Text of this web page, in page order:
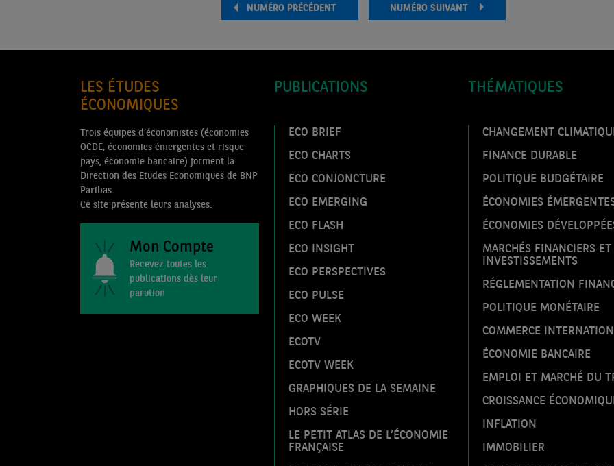
NUMÉRO PRÉCÉDENT NUMÉRO SUIVANT
LES ÉTUDES
ÉCONOMIQUES
Trois équipes d’économistes (économies
OCDE, économies émergentes et risque
pays, économie bancaire) forment la
Direction des Etudes Economiques de BNP
Paribas.
Ce site présente leurs analyses.
Mon Compte
Recevez toutes les
publications dès leur
parution
PUBLICATIONS
ECO BRIEF
ECO CHARTS
ECO CONJONCTURE
ECO EMERGING
ECO FLASH
ECO INSIGHT
ECO PERSPECTIVES
ECO PULSE
ECO WEEK
ECOTV
ECOTV WEEK
GRAPHIQUES DE LA SEMAINE
HORS SÉRIE
LE PETIT ATLAS DE L’ÉCONOMIE
FRANÇAISE
THÉMATIQUES
CHANGEMENT
FINANCE DURABLE
POLITIQUE BUDGÉTAIRE
ÉCONOMIES
ÉCONOMIES
MARCHÉS FINANCIERS ET
INVESTISSEMENTS
RÉGLEMENTATION
POLITIQUE MONÉTAIRE
COMMERCE
ÉCONOMIE BANCAIRE
EMPLOI ET MARCHÉ DU
CROISSANCE
INFLATION
IMMOBILIER